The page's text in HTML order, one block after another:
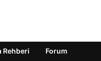
Rehberi Forum